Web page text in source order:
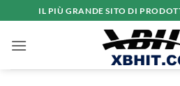
ai
contenuti
IL PIÙ GRANDE SITO DI